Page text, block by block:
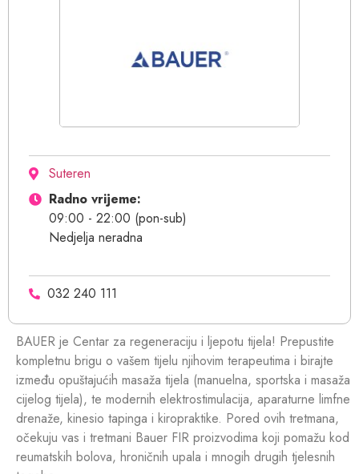
Suteren
Radno vrijeme:
09:00 - 22:00 (pon-sub)
Nedjelja neradna
032 240 111
BAUER je Centar za regeneraciju i ljepotu tijela! Prepustite
kompletnu brigu o vašem tijelu njihovim terapeutima i birajte
između opuštajućih masaža tijela (manuelna, sportska i masaža
cijelog tijela), te modernih elektrostimulacija, aparaturne limfne
drenaže, kinesio tapinga i kiropraktike. Pored ovih tretmana,
očekuju vas i tretmani Bauer FIR proizvodima koji pomažu kod
reumatskih bolova, hroničnih upala i mnogih drugih tjelesnih